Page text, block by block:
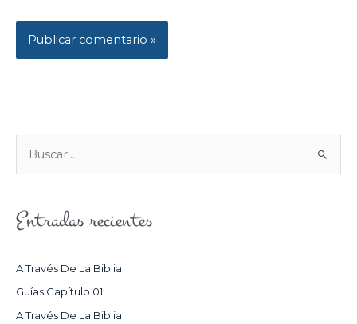
U
C
Entradas recientes
A Través De La Biblia
Guías Capítulo 01
A Través De La Biblia